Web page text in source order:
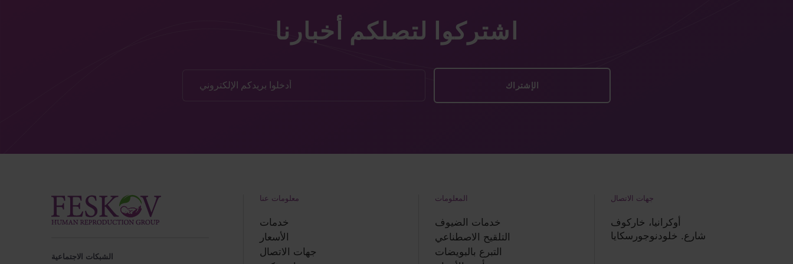
اشتركوا لتصلكم أخبارنا
الشبكات الاجتماعية
معلومات عنا
خدمات
الأسعار
جهات الاتصال
المعلومات
خدمات الضيوف
التلقيح الاصطناعي
التبرع بالبويضات
جهات الاتصال
أوكرانيا، خاركوف
شارع. خلودنوجورسكايا